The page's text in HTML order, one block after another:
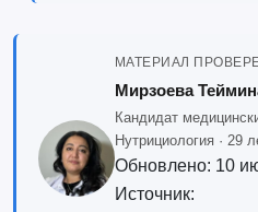
МАТЕРИАЛ
Мирзоева
Кандидат
Нутрициология · 29
Обновлено: 10
Источник: